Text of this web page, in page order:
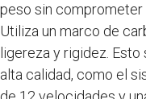
peso sin comprometer
Utiliza un marco de
ligereza y rigidez.
alta calidad, como el